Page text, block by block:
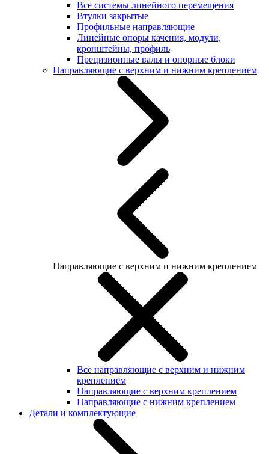
Все системы линейного перемещения
Втулки закрытые
Профильные направляющие
Линейные опоры качения, модули,
кронштейны, профиль
Прецизионные валы и опорные блоки
Направляющие с верхним и нижним креплением
Направляющие с верхним и нижним креплением
Все направляющие с верхним и нижним
креплением
Направляющие с верхним креплением
Направляющие с нижним креплением
Детали и комплектующие